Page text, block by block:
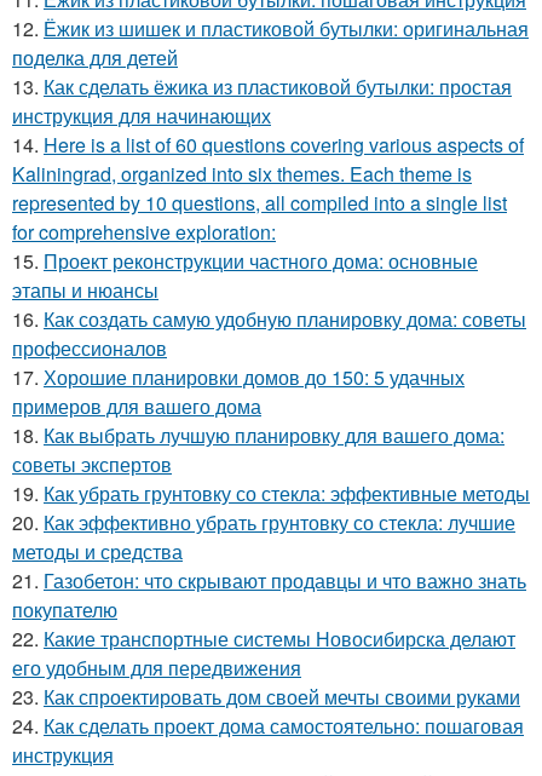
12. Ёжик из шишек и пластиковой бутылки: оригинальная
поделка для детей
13. Как сделать ёжика из пластиковой бутылки: простая
инструкция для начинающих
14. Here is a list of 60 questions covering various aspects of
Kaliningrad, organized into six themes. Each theme is
represented by 10 questions, all compiled into a single list
for comprehensive exploration:
15. Проект реконструкции частного дома: основные
этапы и нюансы
16. Как создать самую удобную планировку дома: советы
профессионалов
17. Хорошие планировки домов до 150: 5 удачных
примеров для вашего дома
18. Как выбрать лучшую планировку для вашего дома:
советы экспертов
19. Как убрать грунтовку со стекла: эффективные методы
20. Как эффективно убрать грунтовку со стекла: лучшие
методы и средства
21. Газобетон: что скрывают продавцы и что важно знать
покупателю
22. Какие транспортные системы Новосибирска делают
его удобным для передвижения
23. Как спроектировать дом своей мечты своими руками
24. Как сделать проект дома самостоятельно: пошаговая
инструкция